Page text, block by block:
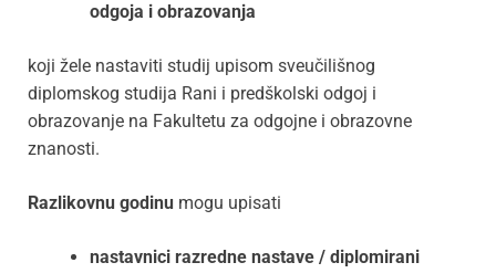
odgoja i obrazovanja
koji žele nastaviti studij upisom sveučilišnog
diplomskog studija Rani i predškolski odgoj i
obrazovanje na Fakultetu za odgojne i obrazovne
znanosti.
Razlikovnu godinu mogu upisati
nastavnici razredne nastave / diplomirani